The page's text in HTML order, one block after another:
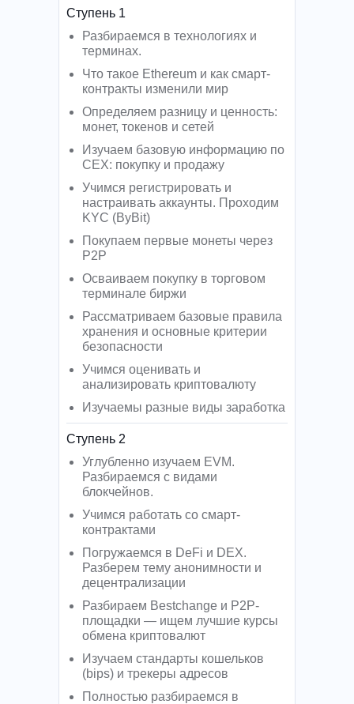
Ступень 2
Углубленно изучаем EVM.
Разбираемся с видами
блокчейнов.
Учимся работать со смарт-
контрактами
Погружаемся в DeFi и DEX.
Разберем тему анонимности и
децентрализации
Разбираем Bestchange и P2P-
площадки — ищем лучшие курсы
обмена криптовалют
Изучаем стандарты кошельков
(bips) и трекеры адресов
Полностью разбираемся в
Ступень 1
Разбираемся в технологиях и
терминах.
Что такое Ethereum и как смарт-
контракты изменили мир
Определяем разницу и ценность:
монет, токенов и сетей
Изучаем базовую информацию по
CEX: покупку и продажу
Учимся регистрировать и
настраивать аккаунты. Проходим
KYC (ByBit)
Покупаем первые монеты через
P2P
Осваиваем покупку в торговом
терминале биржи
Рассматриваем базовые правила
хранения и основные критерии
безопасности
Учимся оценивать и
анализировать криптовалюту
Изучаемы разные виды заработка